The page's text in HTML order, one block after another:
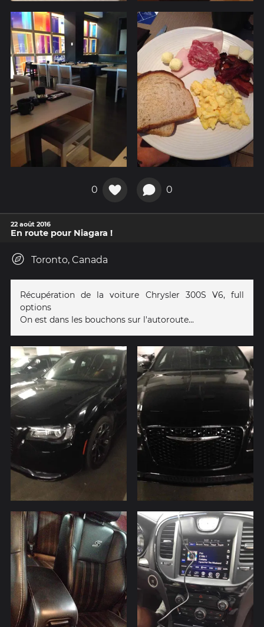
0 0
22 août 2016
En route pour Niagara !
Toronto, Canada
Récupération de la voiture Chrysler 300S V6, full
options
On est dans les bouchons sur l'autoroute...